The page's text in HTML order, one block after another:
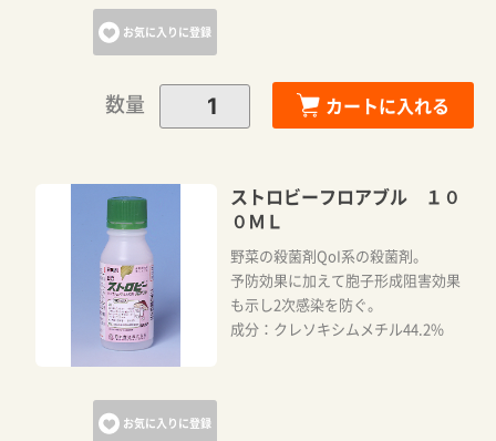
お気に入りに登録
数量 カートに入れる
お気に入りに登録
ストロビーフロアブル １０
０ＭＬ
野菜の殺菌剤QoI系の殺菌剤。
予防効果に加えて胞子形成阻害効果
も示し2次感染を防ぐ。
成分：クレソキシムメチル44.2%